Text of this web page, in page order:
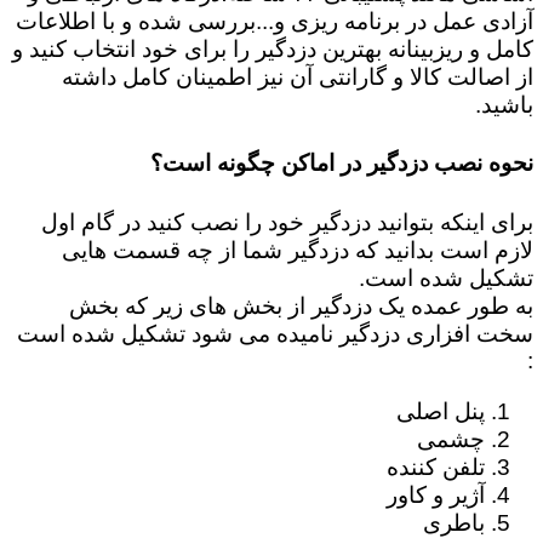
آزادی عمل در برنامه ریزی و...بررسی شده و با اطلاعات
کامل و ریزبینانه بهترین دزدگیر را برای خود انتخاب کنید و
از اصالت کالا و گارانتی آن نیز اطمینان کامل داشته
باشید.
نحوه نصب دزدگیر در اماکن چگونه است؟
برای اینکه بتوانید دزدگیر خود را نصب کنید در گام اول
لازم است بدانید که دزدگیر شما از چه قسمت هایی
تشکیل شده است.
به طور عمده یک دزدگیر از بخش های زیر که بخش
سخت افزاری دزدگیر نامیده می شود تشکیل شده است
:
پنل اصلی
چشمی
تلفن کننده
آژیر و کاور
باطری